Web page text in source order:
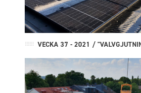
VECKA 37 - 2021 /